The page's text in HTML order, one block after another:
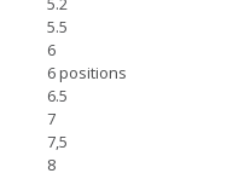
5.5
6
6 positions
6.5
7
7,5
8